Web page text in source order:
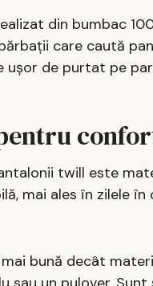
din bumbac
care caută
de purtat pe
twill este
mai ales în zilele
bună decât